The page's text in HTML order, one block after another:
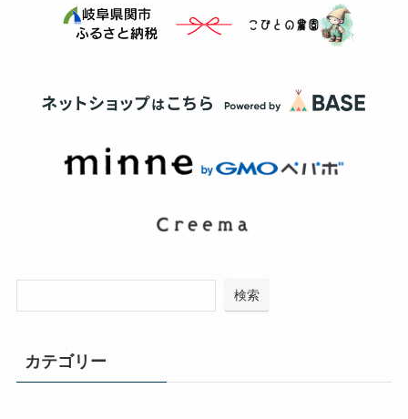
検索
カテゴリー